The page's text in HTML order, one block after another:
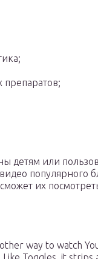
детям или
популярного
их
way to watch